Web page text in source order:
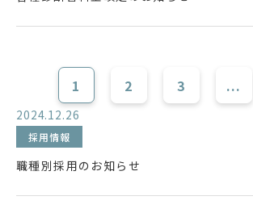
1 2 3 ...
2024.12.26
採用情報
職種別採用のお知らせ